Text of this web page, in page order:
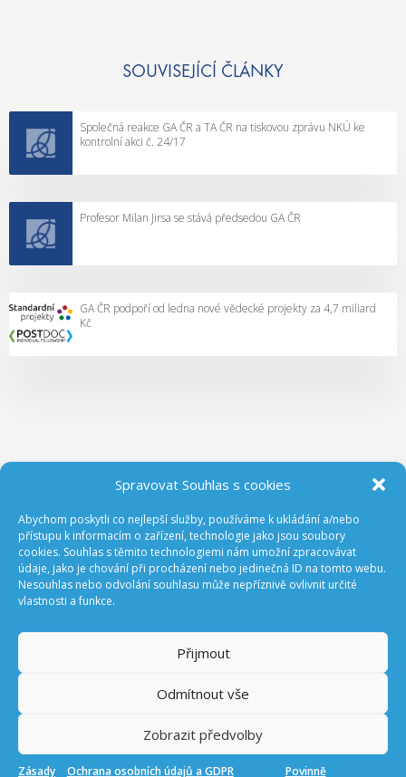
Spravovat Souhlas s cookies
Abychom poskytli co nejlepší služby, používáme k ukládání a/nebo
přístupu k informacím o zařízení, technologie jako jsou soubory
cookies. Souhlas s těmito technologiemi nám umožní zpracovávat
údaje, jako je chování při procházení nebo jedinečná ID na tomto webu.
Nesouhlas nebo odvolání souhlasu může nepříznivě ovlivnit určité
vlastnosti a funkce.
Přijmout
Odmítnout vše
Zobrazit předvolby
Zásady Ochrana osobních údajů a GDPR Povinně
SOUVISEJÍCÍ ČLÁNKY
Společná reakce GA ČR a TA ČR na tiskovou zprávu NKÚ ke
kontrolní akci č. 24/17
Profesor Milan Jirsa se stává předsedou GA ČR
GA ČR podpoří od ledna nové vědecké projekty za 4,7 miliard
Kč
ODEBÍREJTE NOVINKY Z GA ČR
Prohlášení o přístupnosti
Úřední deska
English